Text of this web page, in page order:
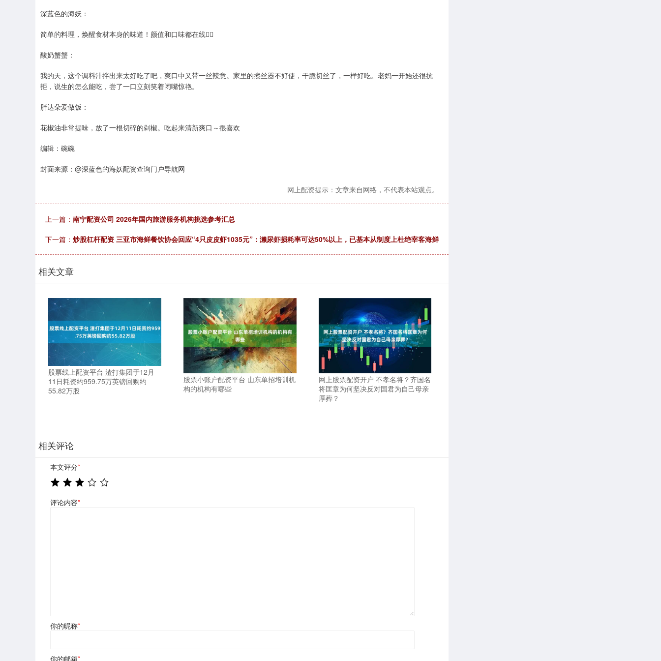
深蓝色的海妖：
简单的料理，焕醒食材本身的味道！颜值和口味都在线👍🏻
酸奶蟹蟹：
我的天，这个调料汁拌出来太好吃了吧，爽口中又带一丝辣意。家里的擦丝器不好使，干脆切丝了，一样好吃。老妈一开始还很抗
拒，说生的怎么能吃，尝了一口立刻笑着闭嘴惊艳。
胖达朵爱做饭：
花椒油非常提味，放了一根切碎的剁椒。吃起来清新爽口～很喜欢
编辑：碗碗
封面来源：@深蓝色的海妖配资查询门户导航网
网上配资提示：文章来自网络，不代表本站观点。
上一篇： 南宁配资公司 2026年国内旅游服务机构挑选参考汇总
下一篇： 炒股杠杆配资 三亚市海鲜餐饮协会回应“4只皮皮虾1035元”：濑尿虾损耗率可达50%以上，已基本从制度上杜绝宰客海鲜
相关文章
股票线上配资平台 渣打集团于12月
11日耗资约959.75万英镑回购约
55.82万股
股票小账户配资平台 山东单招培训机
构的机构有哪些
网上股票配资开户 不孝名将？齐国名
将匡章为何坚决反对国君为自己母亲
厚葬？
相关评论
本文评分*
评论内容*
你的昵称*
你的邮箱*